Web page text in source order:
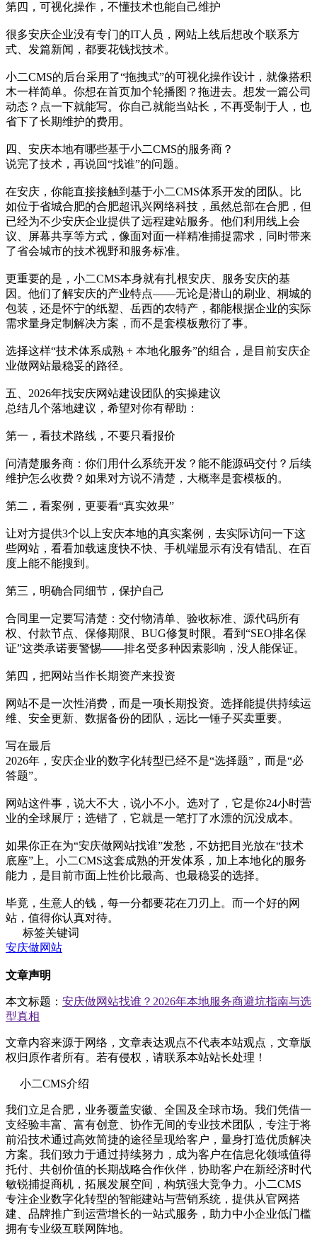
第四，可视化操作，不懂技术也能自己维护
很多安庆企业没有专门的IT人员，网站上线后想改个联系方
式、发篇新闻，都要花钱找技术。
小二CMS的后台采用了“拖拽式”的可视化操作设计，就像搭积
木一样简单。你想在首页加个轮播图？拖进去。想发一篇公司
动态？点一下就能写。你自己就能当站长，不再受制于人，也
省下了长期维护的费用。
四、安庆本地有哪些基于小二CMS的服务商？
说完了技术，再说回“找谁”的问题。
在安庆，你能直接接触到基于小二CMS体系开发的团队。比
如位于省城合肥的合肥超讯兴网络科技，虽然总部在合肥，但
已经为不少安庆企业提供了远程建站服务。他们利用线上会
议、屏幕共享等方式，像面对面一样精准捕捉需求，同时带来
了省会城市的技术视野和服务标准。
更重要的是，小二CMS本身就有扎根安庆、服务安庆的基
因。他们了解安庆的产业特点——无论是潜山的刷业、桐城的
包装，还是怀宁的纸塑、岳西的农特产，都能根据企业的实际
需求量身定制解决方案，而不是套模板敷衍了事。
选择这样“技术体系成熟 + 本地化服务”的组合，是目前安庆企
业做网站最稳妥的路径。
五、2026年找安庆网站建设团队的实操建议
总结几个落地建议，希望对你有帮助：
第一，看技术路线，不要只看报价
问清楚服务商：你们用什么系统开发？能不能源码交付？后续
维护怎么收费？如果对方说不清楚，大概率是套模板的。
第二，看案例，更要看“真实效果”
让对方提供3个以上安庆本地的真实案例，去实际访问一下这
些网站，看看加载速度快不快、手机端显示有没有错乱、在百
度上能不能搜到。
第三，明确合同细节，保护自己
合同里一定要写清楚：交付物清单、验收标准、源代码所有
权、付款节点、保修期限、BUG修复时限。看到“SEO排名保
证”这类承诺要警惕——排名受多种因素影响，没人能保证。
第四，把网站当作长期资产来投资
网站不是一次性消费，而是一项长期投资。选择能提供持续运
维、安全更新、数据备份的团队，远比一锤子买卖重要。
写在最后
2026年，安庆企业的数字化转型已经不是“选择题”，而是“必
答题”。
网站这件事，说大不大，说小不小。选对了，它是你24小时营
业的全球展厅；选错了，它就是一笔打了水漂的沉没成本。
如果你正在为“安庆做网站找谁”发愁，不妨把目光放在“技术
底座”上。小二CMS这套成熟的开发体系，加上本地化的服务
能力，是目前市面上性价比最高、也最稳妥的选择。
毕竟，生意人的钱，每一分都要花在刀刃上。而一个好的网
站，值得你认真对待。
标签关键词
安庆做网站
文章声明
本文标题： 安庆做网站找谁？2026年本地服务商避坑指南与选
型真相
文章内容来源于网络，文章表达观点不代表本站观点，文章版
权归原作者所有。若有侵权，请联系本站站长处理！
小二CMS介绍
我们立足合肥，业务覆盖安徽、全国及全球市场。我们凭借一
支经验丰富、富有创意、协作无间的专业技术团队，专注于将
前沿技术通过高效简捷的途径呈现给客户，量身打造优质解决
方案。我们致力于通过持续努力，成为客户在信息化领域值得
托付、共创价值的长期战略合作伙伴，协助客户在新经济时代
敏锐捕捉商机，拓展发展空间，构筑强大竞争力。小二CMS
专注企业数字化转型的智能建站与营销系统，提供从官网搭
建、品牌推广到运营增长的一站式服务，助力中小企业低门槛
拥有专业级互联网阵地。